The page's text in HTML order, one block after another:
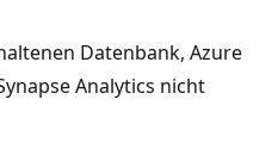
Datenbank, Azure
Analytics nicht